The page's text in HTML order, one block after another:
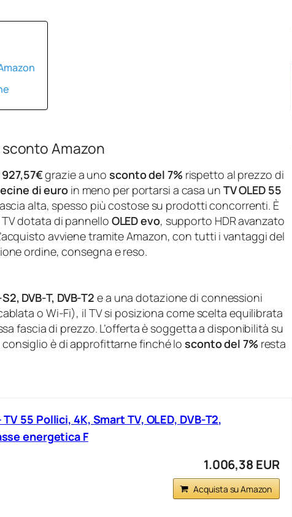
sconto Amazon
927,57€grazie a unosconto del 7% rispetto al prezzo di
di euroin meno per portarsi a casa un TV OLED 55
alta, spesso più costose su prodotti concorrenti. È
dotata di pannello OLED evo, supporto HDR avanzato
avviene tramite Amazon, con tutti i vantaggi del
ordine, consegna e reso.
DVB-T, DVB-T2 e a una dotazione di connessioni
o Wi‑Fi), il TV si posiziona come scelta equilibrata
fascia di prezzo. L’offerta è soggetta a disponibilità su
è di approfittarne finché losconto del 7% resta
TV 55 Pollici, 4K, Smart TV, OLED, DVB-T2,
energetica F
1.006,38 EUR
Acquista su Amazon